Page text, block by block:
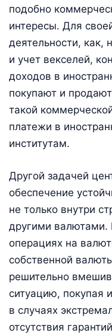
подобно
интересы. Для
деятельности, как,
и учет векселей,
доходов в
покупают и
такой
платежи в
институтам.
Другой задачей
обеспечение
не только внутри
другими валютами.
операциях на
собственной
решительно
ситуацию, покупая
в случаях
отсутствия